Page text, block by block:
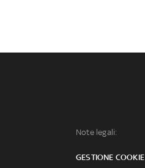
Note legali:
GESTIONE COOKIE